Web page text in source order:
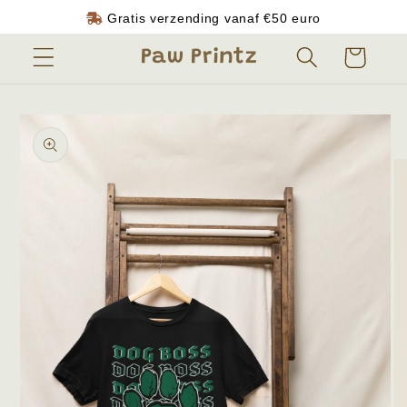
Gratis verzending vanaf€50 euro
content
Paw Printz Winkelwagen
Ga direct naar
productinformatie